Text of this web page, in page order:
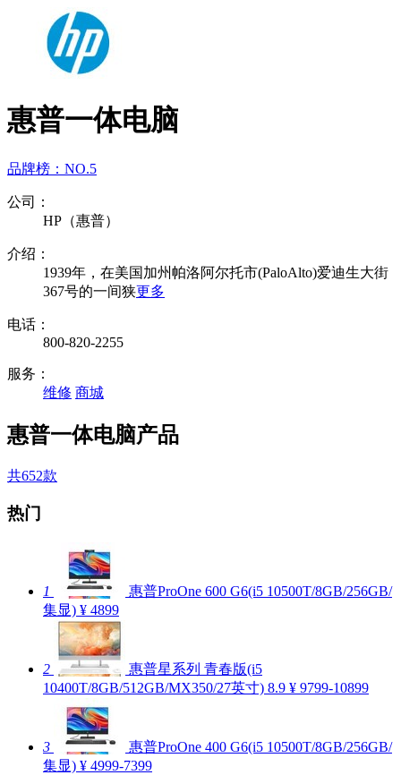
惠普一体电脑
品牌榜： NO.5
公司：
HP（惠普）
介绍：
1939年，在美国加州帕洛阿尔托市(PaloAlto)爱迪生大街
367号的一间狭更多
电话：
800-820-2255
服务：
维修 商城
惠普一体电脑产品
共652款
热门
1
惠普ProOne 600 G6(i5 10500T/8GB/256GB/
集显) ¥ 4899
2
惠普星系列 青春版(i5
10400T/8GB/512GB/MX350/27英寸) 8.9 ¥ 9799-10899
3
惠普ProOne 400 G6(i5 10500T/8GB/256GB/
集显) ¥ 4999-7399